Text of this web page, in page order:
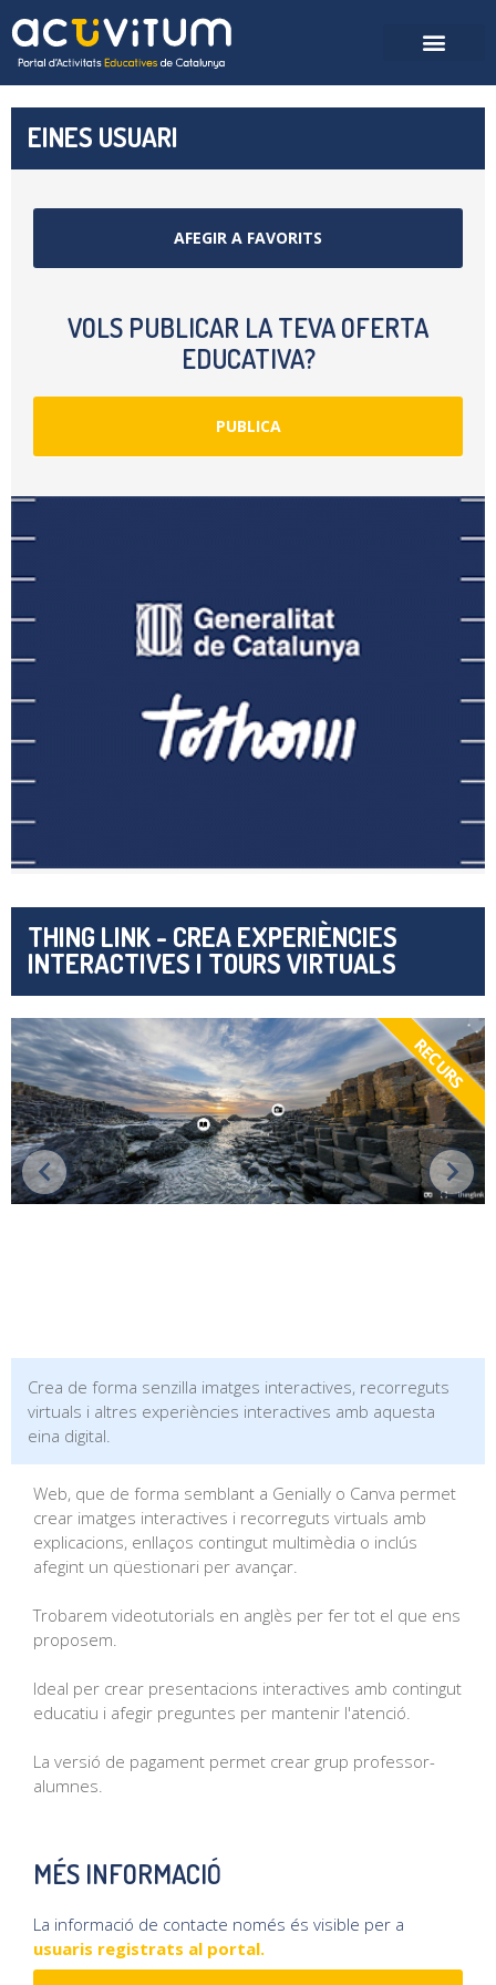
EINES USUARI
AFEGIR A FAVORITS
VOLS PUBLICAR LA TEVA OFERTA
EDUCATIVA?
PUBLICA
THING LINK - CREA EXPERIÈNCIES
INTERACTIVES I TOURS VIRTUALS
RECURS
Crea de forma senzilla imatges interactives, recorreguts
virtuals i altres experiències interactives amb aquesta
eina digital.
Web, que de forma semblant a Genially o Canva permet
crear imatges interactives i recorreguts virtuals amb
explicacions, enllaços contingut multimèdia o inclús
afegint un qüestionari per avançar.
Trobarem videotutorials en anglès per fer tot el que ens
proposem.
Ideal per crear presentacions interactives amb contingut
educatiu i afegir preguntes per mantenir l'atenció.
La versió de pagament permet crear grup professor-
alumnes.
MÉS INFORMACIÓ
La informació de contacte només és visible per a
usuaris registrats al portal.